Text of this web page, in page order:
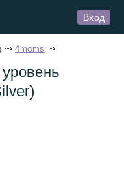
Вход
4moms